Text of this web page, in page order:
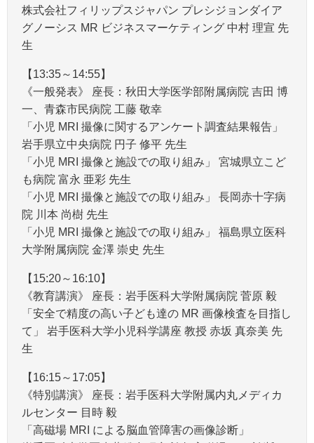
株式会社フィリップスジャパン プレシジョンダイア
グノーシス MR ビジネスマーケティング 中村 理宣 先
生
【13:35～14:55】
《一般発表》 座長：秋田大学医学部附属病院 吉田 博
一、青森市民病院 工藤 敬幸
「小児 MRI 撮像に関するアンケート調査結果報告」
岩手県立中央病院 円子 修平 先生
「小児 MRI 撮像と施設での取り組み」 宮城県立こど
も病院 富永 亜彩 先生
「小児 MRI 撮像と施設での取り組み」 長岡赤十字病
院 川本 尚樹 先生
「小児 MRI 撮像と施設での取り組み」 福島県立医科
大学附属病院 金澤 崇史 先生
【15:20～16:10】
《教育講演》 座長：岩手医科大学附属病院 菅原 毅
「安全で精度の高い子ども達の MR 画像検査を目指し
て」 岩手医科大学小児科学講座 教授 赤坂 真奈美 先
生
【16:15～17:05】
《特別講演》 座長：岩手医科大学附属内丸メディカ
ルセンター 目時 毅
「高磁場 MRI による脳血管障害の画像診断」